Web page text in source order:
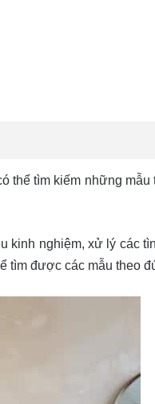
thể tìm kiếm những mẫu
kinh nghiệm, xử lý các
tìm được các mẫu theo